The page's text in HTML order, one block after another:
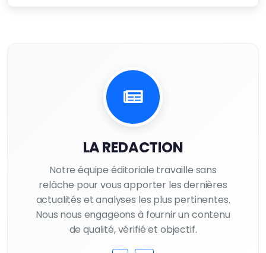
LA REDACTION
Notre équipe éditoriale travaille sans
relâche pour vous apporter les dernières
actualités et analyses les plus pertinentes.
Nous nous engageons à fournir un contenu
de qualité, vérifié et objectif.